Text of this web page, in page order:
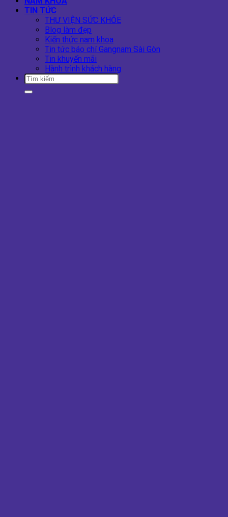
TIN TỨC
THƯ VIỆN SỨC KHỎE
Blog làm đẹp
Kiến thức nam khoa
Tin tức báo chí Gangnam Sài Gòn
Tin khuyến mãi
Hành trình khách hàng